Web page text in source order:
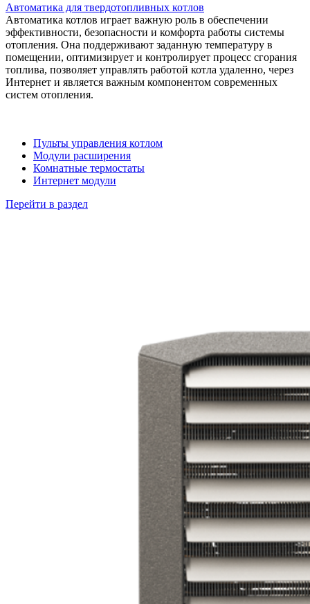
Автоматика для твердотопливных котлов
Автоматика котлов играет важную роль в обеспечении
эффективности, безопасности и комфорта работы системы
отопления. Она поддерживают заданную температуру в
помещении, оптимизирует и контролирует процесс сгорания
топлива, позволяет управлять работой котла удаленно, через
Интернет и является важным компонентом современных
систем отопления.
Пульты управления котлом
Модули расширения
Комнатные термостаты
Интернет модули
Перейти в раздел